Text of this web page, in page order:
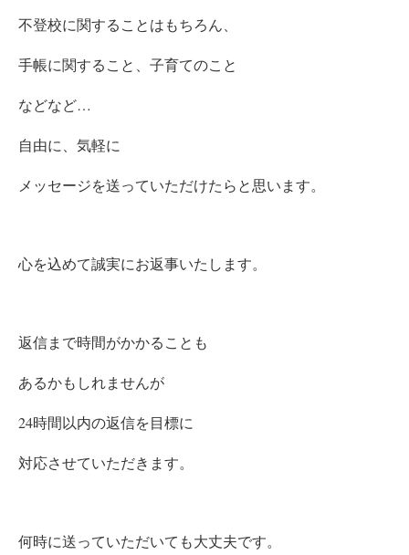
不登校に関することはもちろん、
手帳に関すること、子育てのこと
などなど…
自由に、気軽に
メッセージを送っていただけたらと思います。
心を込めて誠実にお返事いたします。
返信まで時間がかかることも
あるかもしれませんが
24時間以内の返信を目標に
対応させていただきます。
何時に送っていただいても大丈夫です。